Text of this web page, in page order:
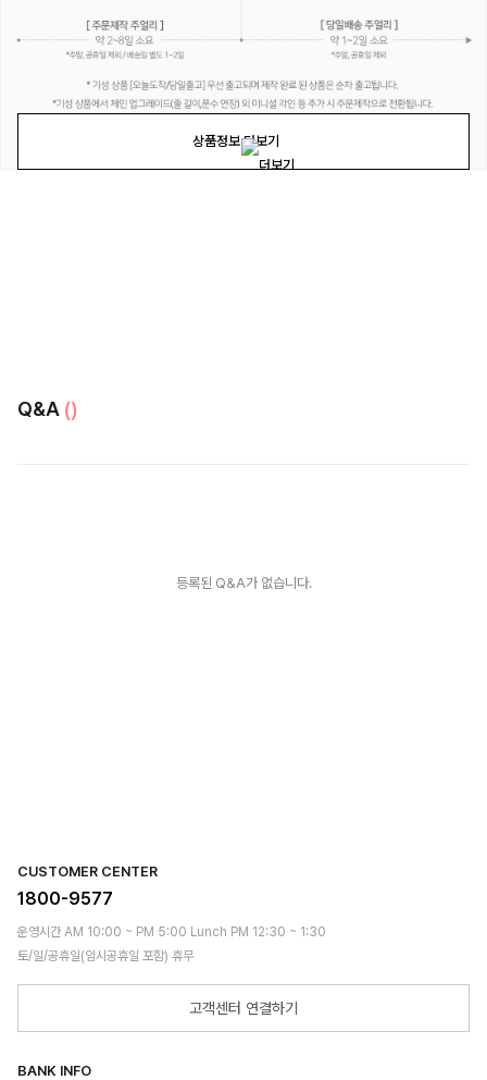
상품정보 더보기
Q&A ()
등록된 Q&A가 없습니다.
CUSTOMER CENTER
1800-9577
운영시간 AM 10:00 ~ PM 5:00 Lunch PM 12:30 ~ 1:30
토/일/공휴일(임시공휴일 포함) 휴무
고객센터 연결하기
BANK INFO